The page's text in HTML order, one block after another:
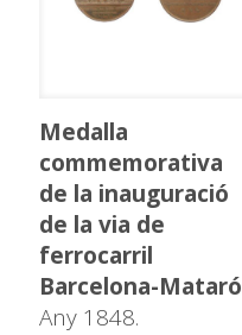
Medalla
commemorativa
de la inauguració
de la via de
ferrocarril
Barcelona-Mataró
Any 1848.